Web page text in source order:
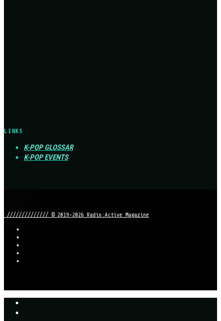
LINKS
K-POP GLOSSAR
K-POP EVENTS
////////////// © 2019-2026 Radio:Active Magazine